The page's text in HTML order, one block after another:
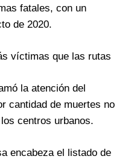
fatales, con un
de 2020.
víctimas que las rutas
la atención del
cantidad de muertes no
centros urbanos.
encabeza el listado de